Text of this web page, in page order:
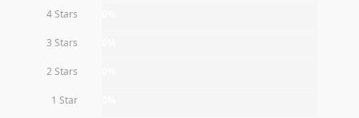
4 Stars
3 Stars
2 Stars
1 Star